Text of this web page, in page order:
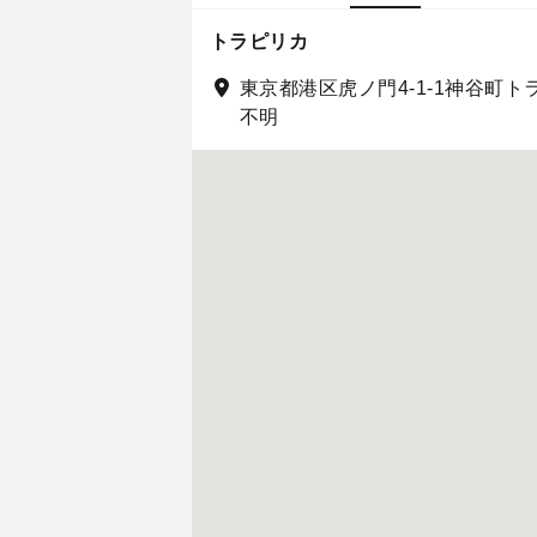
トラピリカ
東京都港区虎ノ門4-1-1神谷町ト
不明